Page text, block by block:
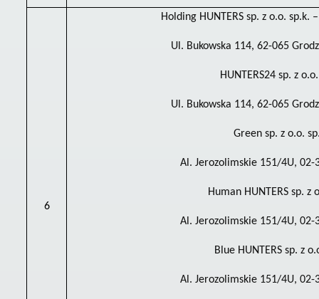
6
Holding HUNTERS sp. z o.o. sp.k.
Ul. Bukowska 114, 62-065
HUNTERS24 sp. z
Ul. Bukowska 114, 62-065
Green sp. z o.o.
Al. Jerozolimskie 151/4U, 02-
Human HUNTERS sp. z
Al. Jerozolimskie 151/4U, 02-
Blue HUNTERS sp. z
Al. Jerozolimskie 151/4U, 02-